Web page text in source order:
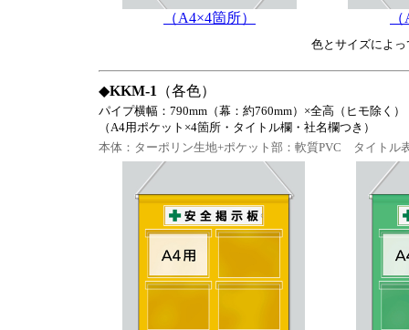
（A4×4箇所）
色とサイズによ
◆KKM-1 （各色）
パイプ横幅：790mm（幕：約760mm）×全高（ヒモ除く
（A4用ポケット×4箇所・タイトル欄・社名欄つき）
本体：ターポリン生地+ポケット部：軟質PVC タイトル